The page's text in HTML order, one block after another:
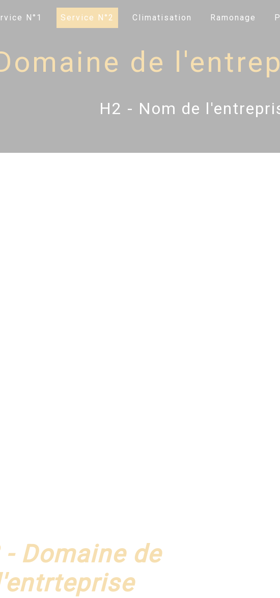
N°1 Service N°2 Climatisation Ramonage
de
H2 - Nom de
- Domaine de